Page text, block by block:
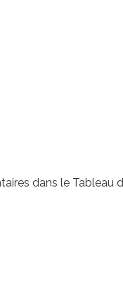
dans le Tableau